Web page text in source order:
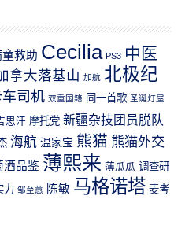
童救助 Cecilia PS3 中医
拿大落基山 加航 北极纪
车司机 双重国籍 同一首歌 圣诞灯屋
思汗 摩托党 新疆杂技团员脱队
海航 温家宝 熊猫 熊猫外交
酒品鉴 薄熙来 薄瓜瓜 调查研
力 邹至蕙 陈敏 马格诺塔 麦考